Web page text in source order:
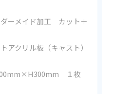
ーメイド加工 カット＋
アクリル板（キャスト）
１枚